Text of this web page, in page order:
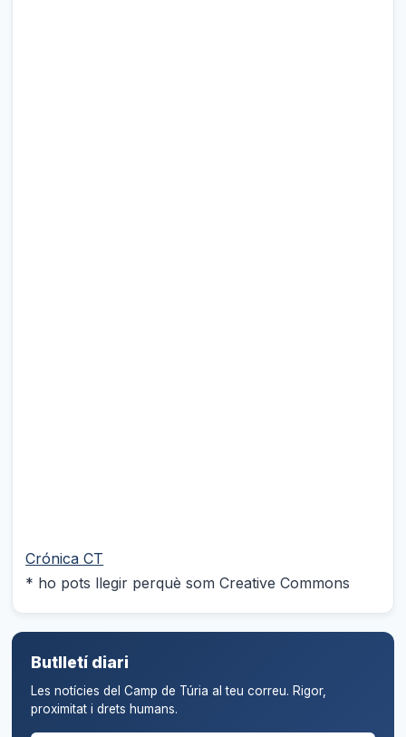
Crónica CT
* ho pots llegir perquè som Creative Commons
Butlletí diari
Les notícies del Camp de Túria al teu correu. Rigor,
proximitat i drets humans.